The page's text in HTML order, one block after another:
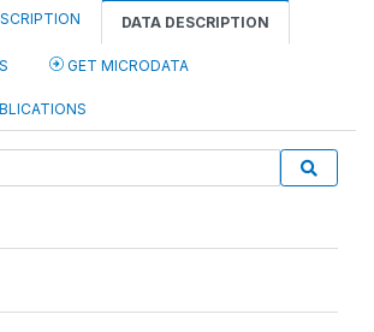
DATA DESCRIPTION
GET MICRODATA